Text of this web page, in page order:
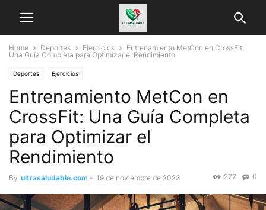
Home Deportes Ejercicios
Entrenamiento MetCon en CrossFit:
Una Guía Completa para Optimizar el Rendimiento
Deportes Ejercicios
Entrenamiento MetCon en
CrossFit: Una Guía Completa
para Optimizar el
Rendimiento
By ultrasaludable.com - 19 de noviembre de 2023 0
277